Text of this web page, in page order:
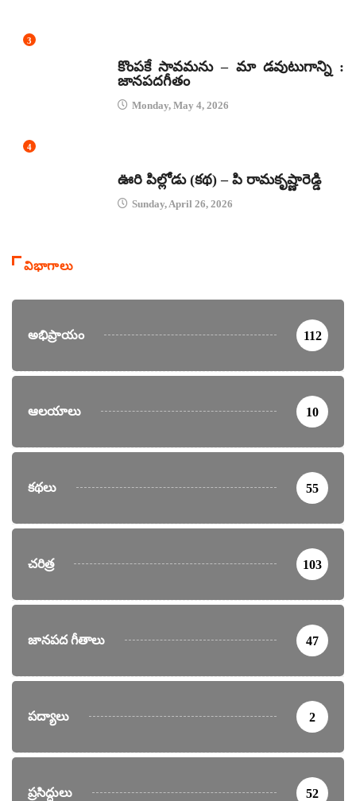
3
కొంపకే సావమను – మా డవుటుగాన్ని :
జానపదగీతం
Monday, May 4, 2026
4
ఊరి పిల్లోడు (కథ) – పి రామకృష్ణారెడ్డి
Sunday, April 26, 2026
విభాగాలు
అభిప్రాయం 112
ఆలయాలు 10
కథలు 55
చరిత్ర 103
జానపద గీతాలు 47
పద్యాలు 2
ప్రసిద్ధులు 52